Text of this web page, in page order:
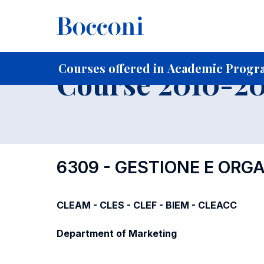
Courses offered in Academic
Home For current Students
Course 2010-
6309 - GESTIONE E
CLEAM - CLES - CLEF - BIEM - CLEACC
Department of Marketing